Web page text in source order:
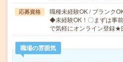
応募資格
職種未経験OK / ブランク
◆未経験OK！〇まずは事
で気軽にオンライン登録
職場の雰囲気